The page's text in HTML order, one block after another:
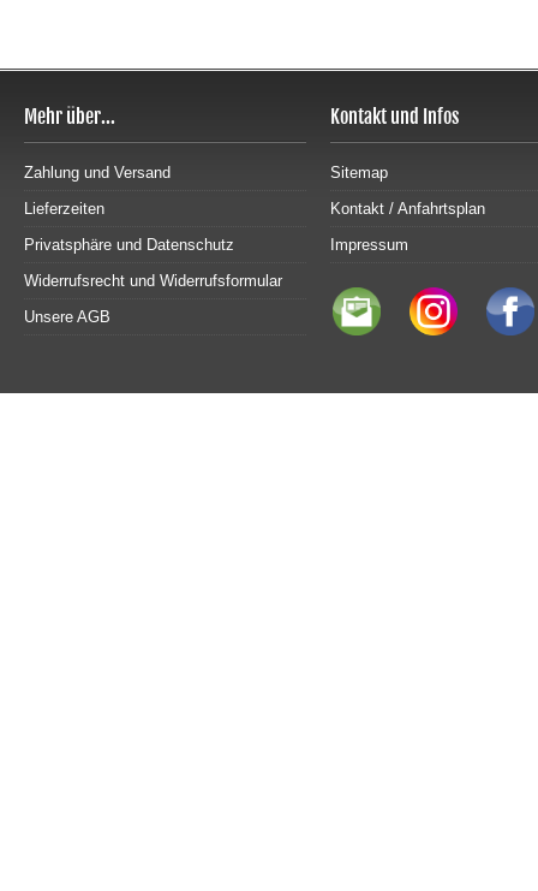
Mehr über...
Zahlung und Versand
Lieferzeiten
Privatsphäre und Datenschutz
Widerrufsrecht und Widerrufsformular
Unsere AGB
Kontakt und Infos
Sitemap
Kontakt / Anfahrtsplan
Impressum